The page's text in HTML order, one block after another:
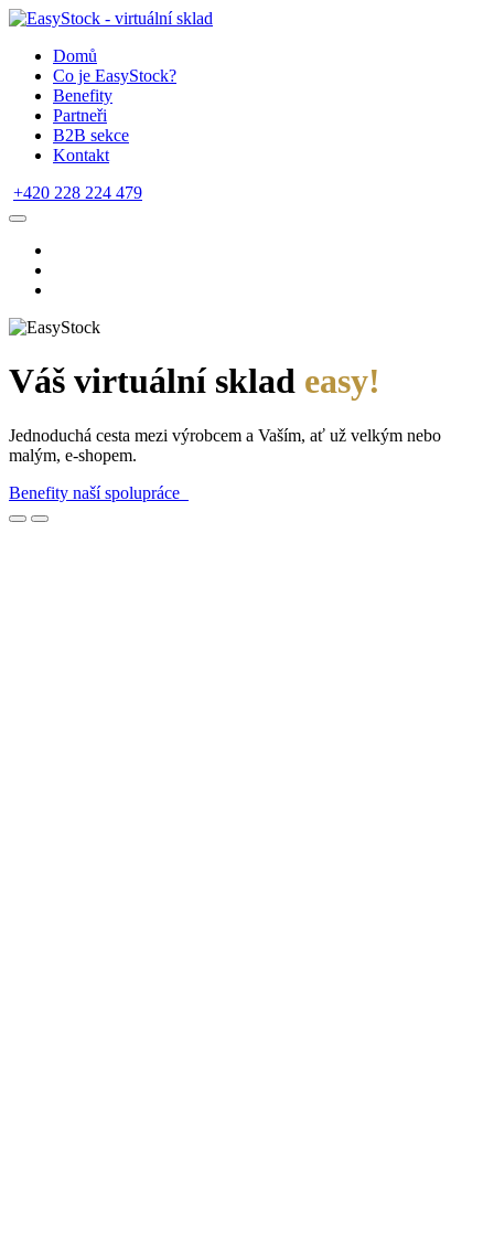
Domů
Co je EasyStock?
Benefity
Partneři
B2B sekce
Kontakt
+420 228 224 479
Váš virtuální sklad easy!
Jednoduchá cesta mezi výrobcem a Vaším, ať už velkým nebo
malým, e-shopem.
Benefity naší spolupráce